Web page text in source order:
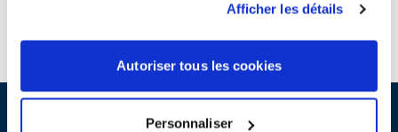
Afficher les détails
Autoriser tous les cookies
Personnaliser